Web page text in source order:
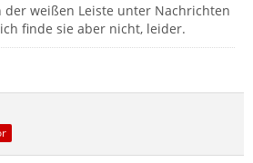
weißen Leiste unter Nachrichten
finde sie aber nicht, leider.